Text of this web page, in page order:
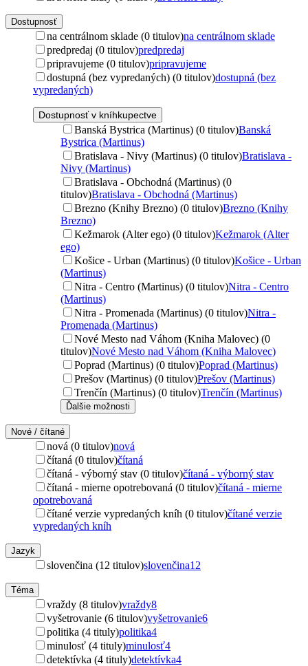
Dostupnosť
na centrálnom sklade (0 titulov)na centrálnom sklade
predpredaj (0 titulov)predpredaj
pripravujeme (0 titulov)pripravujeme
dostupná (bez vypredaných) (0 titulov)dostupná (bez
vypredaných)
Dostupnosť v kníhkupectve
Banská Bystrica (Martinus) (0 titulov)Banská
Bystrica (Martinus)
Bratislava - Nivy (Martinus) (0 titulov)Bratislava -
Nivy (Martinus)
Bratislava - Obchodná (Martinus) (0
titulov)Bratislava - Obchodná (Martinus)
Brezno (Knihy Brezno) (0 titulov)Brezno (Knihy
Brezno)
Kežmarok (Alter ego) (0 titulov)Kežmarok (Alter
ego)
Košice - Urban (Martinus) (0 titulov)Košice - Urban
(Martinus)
Nitra - Centro (Martinus) (0 titulov)Nitra - Centro
(Martinus)
Nitra - Promenada (Martinus) (0 titulov)Nitra -
Promenada (Martinus)
Nové Mesto nad Váhom (Kniha Malovec) (0
titulov)Nové Mesto nad Váhom (Kniha Malovec)
Poprad (Martinus) (0 titulov)Poprad (Martinus)
Prešov (Martinus) (0 titulov)Prešov (Martinus)
Trenčín (Martinus) (0 titulov)Trenčín (Martinus)
Ďalšie možnosti
Nové / čítané
nová (0 titulov)nová
čítaná (0 titulov)čítaná
čítaná - výborný stav (0 titulov)čítaná - výborný stav
čítaná - mierne opotrebovaná (0 titulov)čítaná - mierne
opotrebovaná
čítané verzie vypredaných kníh (0 titulov)čítané verzie
vypredaných kníh
Jazyk
slovenčina (12 titulov)slovenčina12
Téma
vraždy (8 titulov)vraždy8
vyšetrovanie (6 titulov)vyšetrovanie6
politika (4 tituly)politika4
minulosť (4 tituly)minulosť4
detektívka (4 tituly)detektívka4